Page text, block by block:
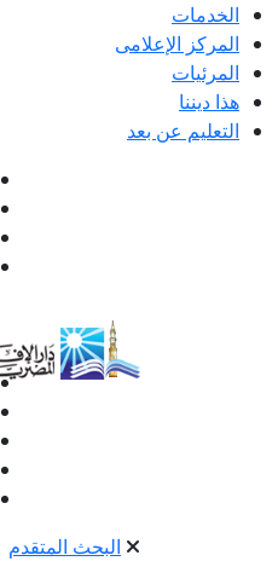
الخدمات
المركز الإعلامى
المرئيات
هذا ديننا
التعليم عن بعد
البحث المتقدم